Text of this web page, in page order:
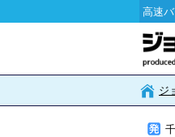
高速
ジ